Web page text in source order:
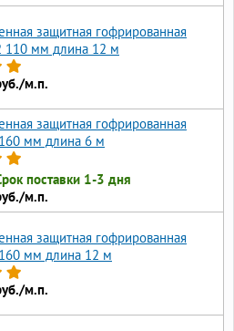
защитная гофрированная
110 мм длина 12 м
м.п.
защитная гофрированная
мм длина 6 м
поставки 1-3 дня
м.п.
защитная гофрированная
мм длина 12 м
м.п.